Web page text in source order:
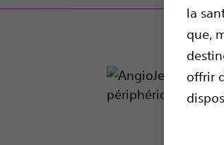
la
que,
offrir